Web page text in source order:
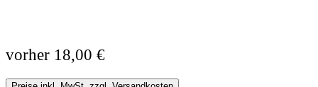
vorher 18,00 €